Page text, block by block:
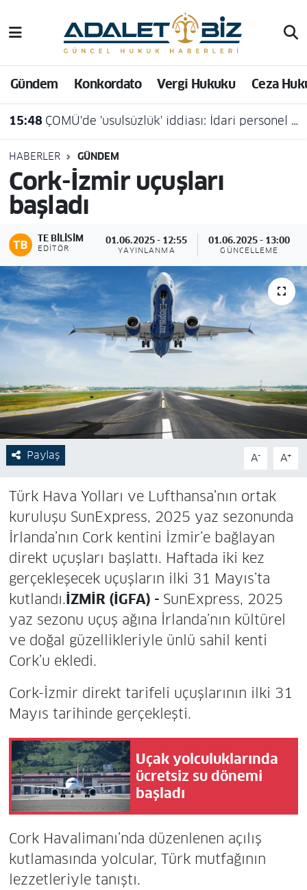
Gündem Konkordato Vergi Hukuku Ceza
15:48 ÇOMÜ'de 'usulsüzlük' iddiası: İdari personel açığa alındı
HABERLER GÜNDEM
Cork-İzmir uçuşları
başladı
TE BILISIM
EDITÖR
01.06.2025 - 12:55
YAYINLANMA
01.06.2025 - 13:00
GÜNCELLEME
Paylaş A- A+
Türk Hava Yolları ve Lufthansa’nın ortak
kuruluşu SunExpress, 2025 yaz sezonunda
İrlanda’nın Cork kentini İzmir’e bağlayan
direkt uçuşları başlattı. Haftada iki kez
gerçekleşecek uçuşların ilki 31 Mayıs’ta
kutlandı.İZMİR (İGFA) - SunExpress, 2025
yaz sezonu uçuş ağına İrlanda’nın kültürel
ve doğal güzellikleriyle ünlü sahil kenti
Cork’u ekledi.
Cork-İzmir direkt tarifeli uçuşlarının ilki 31
Mayıs tarihinde gerçekleşti.
Uçak yolculuklarında
ücretsiz su dönemi
başladı
Cork Havalimanı’nda düzenlenen açılış
kutlamasında yolcular, Türk mutfağının
lezzetleriyle tanıştı.
Hava Durumu
Trafik Durumu
Süper Lig Puan Durumu ve Fikstür
Tüm Manşetler
Son Dakika Haberleri